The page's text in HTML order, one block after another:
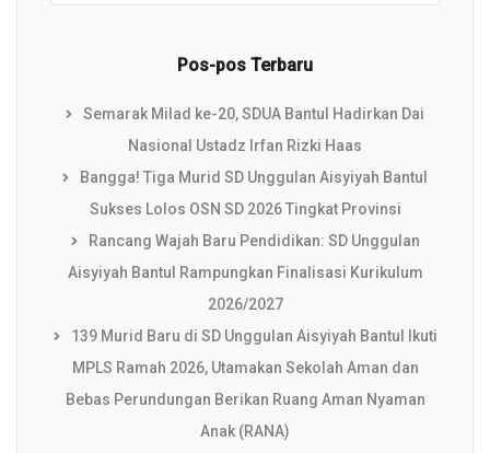
Pos-pos Terbaru
Semarak Milad ke-20, SDUA Bantul Hadirkan Dai
Nasional Ustadz Irfan Rizki Haas
Bangga! Tiga Murid SD Unggulan Aisyiyah Bantul
Sukses Lolos OSN SD 2026 Tingkat Provinsi
Rancang Wajah Baru Pendidikan: SD Unggulan
Aisyiyah Bantul Rampungkan Finalisasi Kurikulum
2026/2027
139 Murid Baru di SD Unggulan Aisyiyah Bantul Ikuti
MPLS Ramah 2026, Utamakan Sekolah Aman dan
Bebas Perundungan Berikan Ruang Aman Nyaman
Anak (RANA)